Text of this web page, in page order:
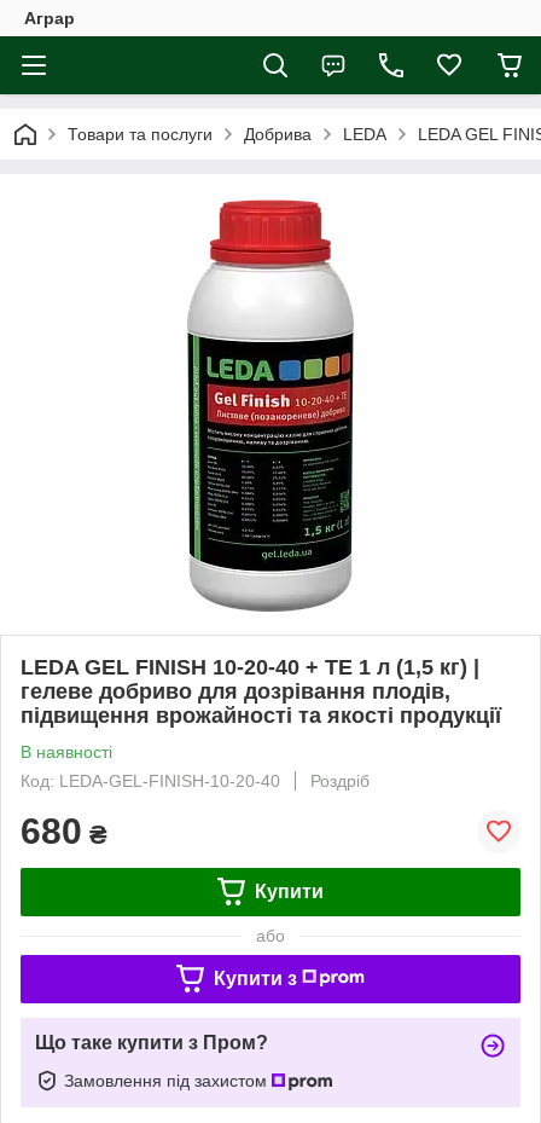
Аграр
Товари та послуги Добрива LEDA LEDA GEL
LEDA GEL FINISH 10-20-40 + TE 1 л (1,5 кг) |
гелеве добриво для дозрівання плодів,
підвищення врожайності та якості продукції
В наявності
Код: LEDA-GEL-FINISH-10-20-40
Роздріб
680 ₴
Купити
або
Купити з
Що таке купити з Пром?
Замовлення під захистом